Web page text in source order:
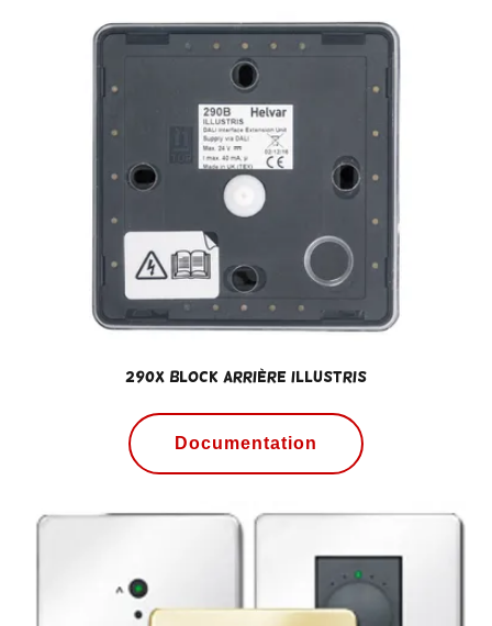
290x Block arrière ILLUSTRIS
Documentation